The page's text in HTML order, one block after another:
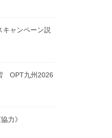
キャンペーン説
OPT九州2026
力》